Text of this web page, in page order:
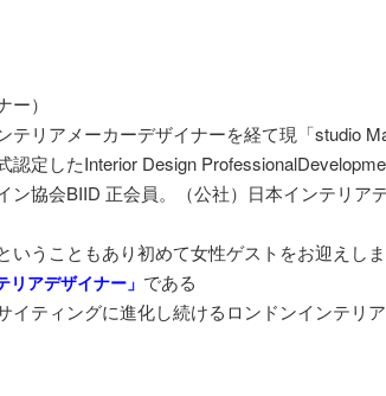
ー）
テリアメーカーデザイナーを経て現 「studio
認定したInterior Design
ン協会BIID 正会員。（公社）日本インテリア
いうこともあり初めて女性ゲストをお迎えしま
リアデザイナー」 である
イティングに進化し続けるロンドンインテリ